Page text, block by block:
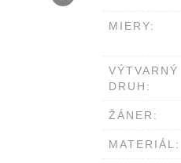
MIERY:
VÝTVARNÝ
DRUH:
ŽÁNER:
MATERIÁL: